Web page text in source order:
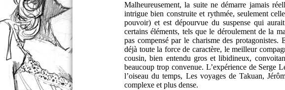
Malheureusement, la suite ne démarre jamais
intrigue bien construite et rythmée, seulement
pouvoir) et est dépourvue du suspense qui
certains éléments, tels que le déroulement de la
pas compensé par le charisme des
déjà toute la force de caractère, le meilleur
cousin, bien entendu gros et libidineux,
beaucoup trop convenue. L’expérience de Serge
l’oiseau du temps, Les voyages de Takuan,
complexe et plus dense.